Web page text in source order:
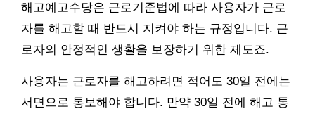
해고예고수당은 근로기준법에 따라 사용자가 근로
자를 해고할 때 반드시 지켜야 하는 규정입니다. 근
로자의 안정적인 생활을 보장하기 위한 제도죠.
사용자는 근로자를 해고하려면 적어도 30일 전에는
서면으로 통보해야 합니다. 만약 30일 전에 해고 통